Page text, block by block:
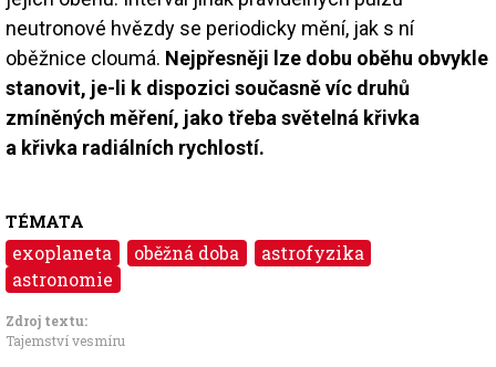
neutronové hvězdy se periodicky mění, jak s ní
oběžnice cloumá. Nejpřesněji lze dobu oběhu obvykle
stanovit, je-li k dispozici současně víc druhů
zmíněných měření, jako třeba světelná křivka
a křivka radiálních rychlostí.
TÉMATA
exoplaneta oběžná doba
astrofyzika
astronomie
Zdroj textu:
Tajemství vesmíru